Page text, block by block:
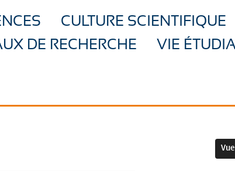
CULTURE SCIENTIFIQUE
DE RECHERCHE
VIE